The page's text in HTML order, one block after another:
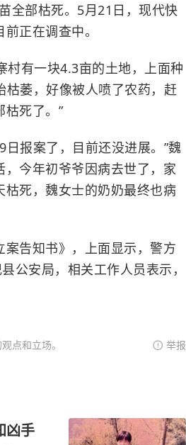
全部枯死。5月21日，现代快
正在调查中。
村有一块4.3亩的土地，上面种
枯萎，好像被人喷了农药，赶
死了。”
报案了，目前还没进展。”魏
今年初爷爷因病去世了，家
死，魏女士的奶奶最终也病
告知书》，上面显示，警方
公安局，相关工作人员表示，
点和立场。 举报
凶手